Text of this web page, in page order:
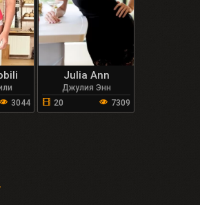
3044
Julia Ann
Джулия Энн
20
7309